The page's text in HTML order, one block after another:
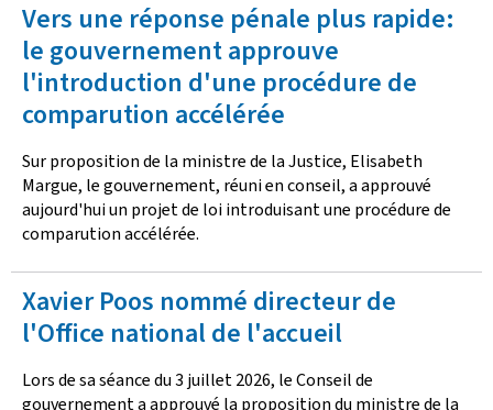
Vers une réponse pénale plus rapide:
le gouvernement approuve
l'introduction d'une procédure de
comparution accélérée
Sur proposition de la ministre de la Justice, Elisabeth
Margue, le gouvernement, réuni en conseil, a approuvé
aujourd'hui un projet de loi introduisant une procédure de
comparution accélérée.
Xavier Poos nommé directeur de
l'Office national de l'accueil
Lors de sa séance du 3 juillet 2026, le Conseil de
gouvernement a approuvé la proposition du ministre de la